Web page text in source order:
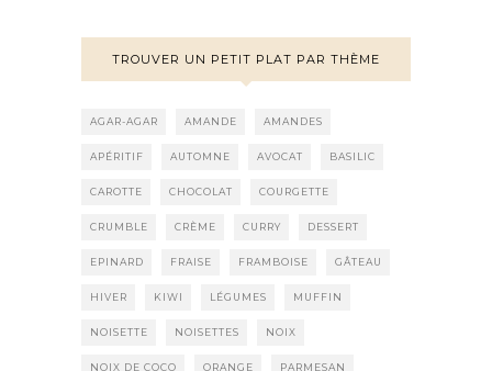
TROUVER UN PETIT PLAT PAR THÈME
AGAR-AGAR AMANDE AMANDES
APÉRITIF AUTOMNE AVOCAT BASILIC
CAROTTE CHOCOLAT COURGETTE
CRUMBLE CRÈME CURRY DESSERT
EPINARD FRAISE FRAMBOISE GÂTEAU
HIVER KIWI LÉGUMES MUFFIN
NOISETTE NOISETTES NOIX
NOIX DE COCO ORANGE PARMESAN